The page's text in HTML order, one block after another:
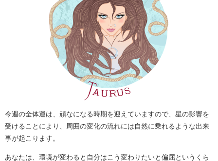
今週の全体運は、頑なになる時期を迎えていますので、星の影響を
受けることにより、周囲の変化の流れには自然に乗れるような出来
事が起こります。
あなたは、環境が変わると自分はこう変わりたいと偏屈というくら